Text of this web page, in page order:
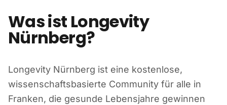
Was ist Longevity
Nürnberg?
Longevity Nürnberg ist eine kostenlose,
wissenschaftsbasierte Community für alle in
Franken, die gesunde Lebensjahre gewinnen